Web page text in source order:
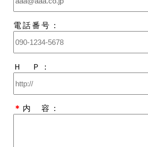
電話番号：
Ｈ Ｐ：
＊ 内 容：